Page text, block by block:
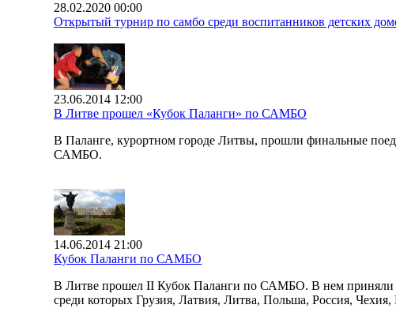
28.02.2020 00:00
Открытый турнир по самбо среди воспитанников детских
23.06.2014 12:00
В Литве прошел «Кубок Паланги» по САМБО
В Паланге, курортном городе Литвы, прошли финальные
САМБО.
14.06.2014 21:00
Кубок Паланги по САМБО
В Литве прошел II Кубок Паланги по САМБО. В нем приняли
среди которых Грузия, Латвия, Литва, Польша, Россия,